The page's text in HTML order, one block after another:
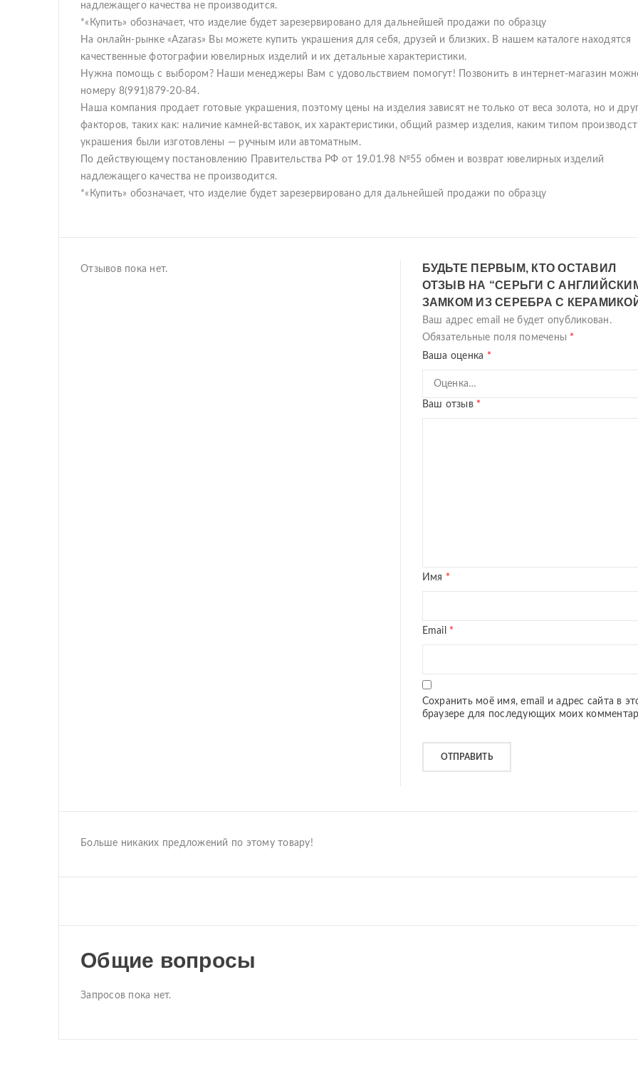
надлежащего качества не производится.
*«Купить» обозначает, что изделие будет зарезервировано для дальнейшей продажи по образцу
На онлайн-рынке «Azaras» Вы можете купить украшения для себя, друзей и близких. В нашем каталоге находятся
качественные фотографии ювелирных изделий и их детальные характеристики.
Нужна помощь с выбором? Наши менеджеры Вам с удовольствием помогут! Позвонить в интернет-магазин
номеру 8(991)879-20-84.
Наша компания продает готовые украшения, поэтому цены на изделия зависят не только от веса золота, но и
факторов, таких как: наличие камней-вставок, их характеристики, общий размер изделия, каким типом
украшения были изготовлены — ручным или автоматным.
По действующему постановлению Правительства РФ от 19.01.98 №55 обмен и возврат ювелирных изделий
надлежащего качества не производится.
*«Купить» обозначает, что изделие будет зарезервировано для дальнейшей продажи по образцу
Отзывов пока нет.
БУДЬТЕ ПЕРВЫМ, КТО ОСТАВИЛ
ОТЗЫВ НА “СЕРЬГИ С
ЗАМКОМ ИЗ СЕРЕБРА С
Ваш адрес email не будет опубликован.
Обязательные поля помечены *
Ваша оценка *
Ваш отзыв *
Имя *
Email *
Сохранить моё имя, email и адрес сайта в
браузере для последующих моих
Больше никаких предложений по этому товару!
Общие вопросы
Запросов пока нет.